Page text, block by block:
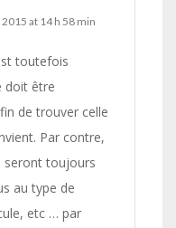
at 14 h 58 min
toutefois
doit être
de trouver celle
Par contre,
seront toujours
au type de
etc … par